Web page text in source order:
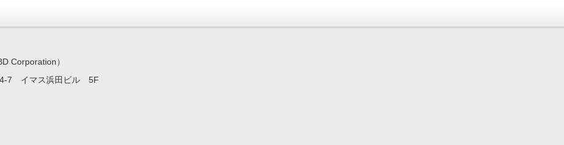
Corporation）
4-7 イマス浜田ビル 5F